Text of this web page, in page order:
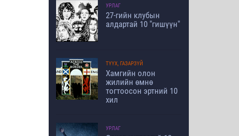
УРЛАГ
27-гийн клубын
алдартай 10 "гишүүн"
ТҮҮХ, ГАЗАРЗҮЙ
Хамгийн олон
жилийн өмнө
тогтоосон эртний 10
хил
УРЛАГ